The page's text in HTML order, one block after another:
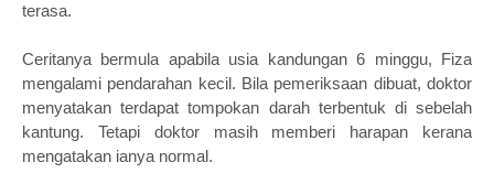
terasa.
Ceritanya bermula apabila usia kandungan 6 minggu, Fiza
mengalami pendarahan kecil. Bila pemeriksaan dibuat, doktor
menyatakan terdapat tompokan darah terbentuk di sebelah
kantung. Tetapi doktor masih memberi harapan kerana
mengatakan ianya normal.